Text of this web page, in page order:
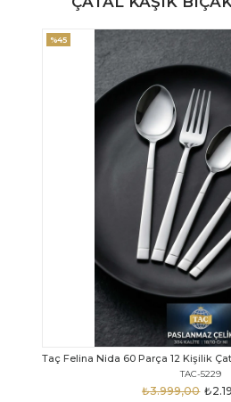
Taç Calista Tivoli 72 Parça 12
TAC-5040
₺4.289,00
%30